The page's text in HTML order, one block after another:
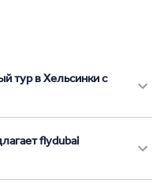
тур в Хельсинки с
flydubai